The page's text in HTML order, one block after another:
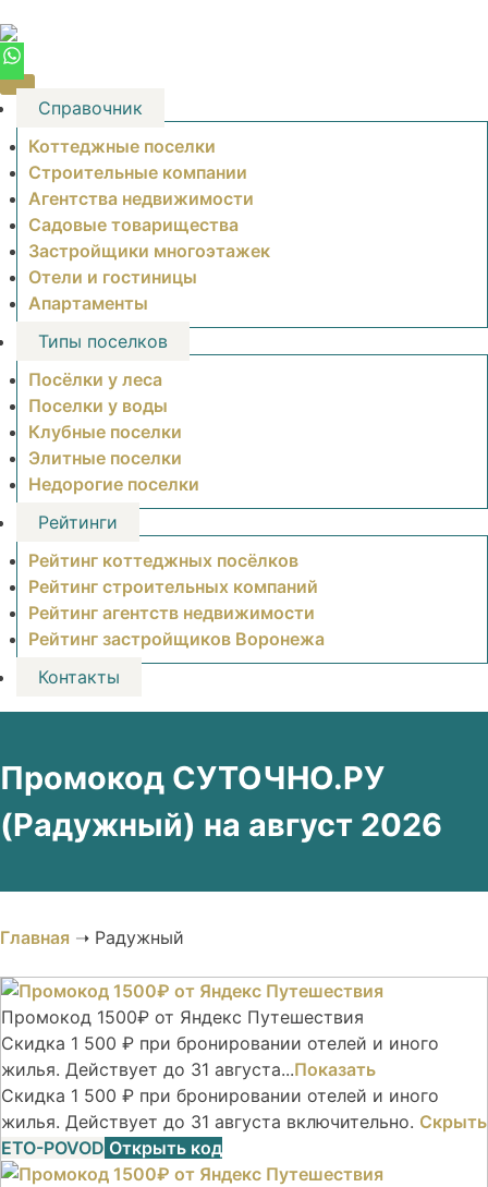
to
content
Справочник
Коттеджные поселки
Строительные компании
Агентства недвижимости
Садовые товарищества
Застройщики многоэтажек
Отели и гостиницы
Апартаменты
Типы поселков
Посёлки у леса
Поселки у воды
Клубные поселки
Элитные поселки
Недорогие поселки
Рейтинги
Рейтинг коттеджных посёлков
Рейтинг строительных компаний
Рейтинг агентств недвижимости
Рейтинг застройщиков Воронежа
Контакты
Промокод СУТОЧНО.РУ
(Радужный) на август 2026
Главная ➝ Радужный
Промокод 1500₽ от Яндекс Путешествия
Скидка 1 500 ₽ при бронировании отелей и иного
жилья. Действует до 31 августа...Показать
Скидка 1 500 ₽ при бронировании отелей и иного
жилья. Действует до 31 августа включительно. Скрыть
ETO-POVOD Открыть код